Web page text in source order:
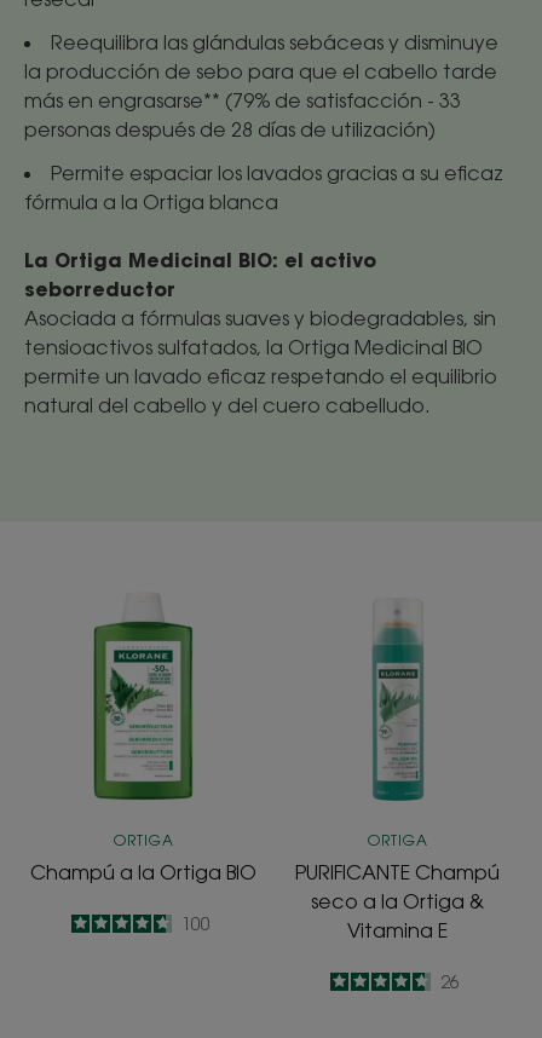
Reequilibra las glándulas sebáceas y disminuye
la producción de sebo para que el cabello tarde
más en engrasarse** (79% de satisfacción - 33
personas después de 28 días de utilización)
Permite espaciar los lavados gracias a su eficaz
fórmula a la Ortiga blanca
La Ortiga Medicinal BIO: el activo
seborreductor
Asociada a fórmulas suaves y biodegradables, sin
tensioactivos sulfatados, la Ortiga Medicinal BIO
permite un lavado eficaz respetando el equilibrio
natural del cabello y del cuero cabelludo.
a
la
Ortiga
BIO
ORTIGA
Champú a la Ortiga BIO
4.7
/5
100
Champú
seco
a
la
Ortiga
&
Vitamina
ORTIGA
PURIFICANTE Champú
seco a la Ortiga &
Vitamina E
4.7
/
5
26